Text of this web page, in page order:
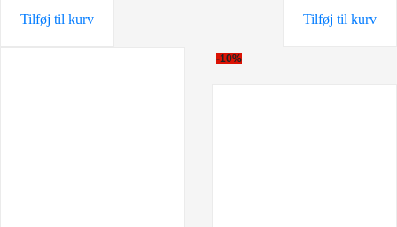
Tilføj til kurv Tilføj til kurv
-10%